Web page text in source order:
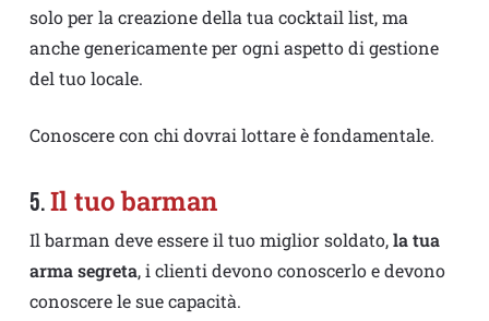
solo per la creazione della tua cocktail list, ma
anche genericamente per ogni aspetto di gestione
del tuo locale.
Conoscere con chi dovrai lottare è fondamentale.
5.Il tuo barman
Il barman deve essere il tuo miglior soldato,la tua
arma segreta, i clienti devono conoscerlo e devono
conoscere le sue capacità.